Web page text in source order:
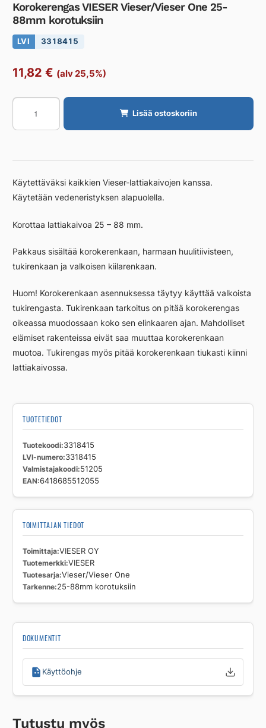
Korokerengas VIESER Vieser/Vieser One 25-
88mm korotuksiin
LVI 3318415
11,82 € (alv 25,5%)
Korokerengas
VIESER
Vieser/Vieser
25-
korotuksiin
määrä
Lisää ostoskoriin
Käytettäväksi kaikkien Vieser-lattiakaivojen kanssa.
Käytetään vedeneristyksen alapuolella.
Korottaa lattiakaivoa 25 – 88 mm.
Pakkaus sisältää korokerenkaan, harmaan huulitiivisteen,
tukirenkaan ja valkoisen kiilarenkaan.
Huom! Korokerenkaan asennuksessa täytyy käyttää valkoista
tukirengasta. Tukirenkaan tarkoitus on pitää korokerengas
oikeassa muodossaan koko sen elinkaaren ajan. Mahdolliset
elämiset rakenteissa eivät saa muuttaa korokerenkaan
muotoa. Tukirengas myös pitää korokerenkaan tiukasti kiinni
lattiakaivossa.
TUOTETIEDOT
Tuotekoodi 3318415
LVI-numero 3318415
Valmistajakoodi 51205
EAN 6418685512055
TOIMITTAJAN TIEDOT
Toimittaja VIESER OY
Tuotemerkki VIESER
Tuotesarja Vieser/Vieser One
Tarkenne 25-88mm korotuksiin
DOKUMENTIT
Käyttöohje
Tutustu myös